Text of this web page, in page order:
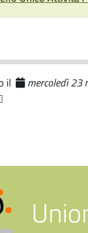
il mercoledì 23